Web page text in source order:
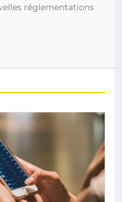
réglementations